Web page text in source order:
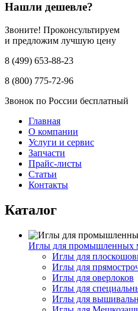
Нашли дешевле?
Звоните! Проконсультируем
и предложим лучшую цену
8 (499) 653-88-23
8 (800) 775-72-96
Звонок по России бесплатный
Главная
О компании
Услуги и сервис
Запчасти
Прайс-листы
Статьи
Контакты
Каталог
Иглы для промышленных
Иглы для
Иглы для
Иглы для оверлоков
Иглы для
Иглы для